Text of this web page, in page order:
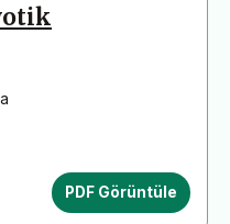
PDF Görüntüle